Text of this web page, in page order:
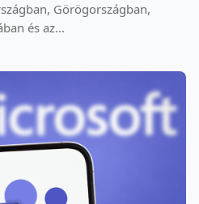
Görögországban,
és az...